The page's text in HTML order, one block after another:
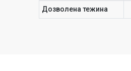
Дозволена тежина